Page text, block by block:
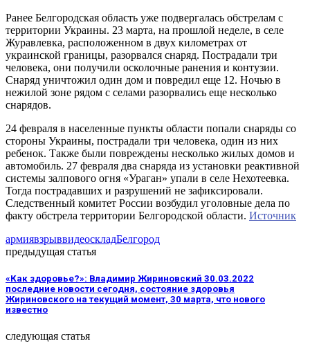
Ранее Белгородская область уже подвергалась обстрелам с
территории Украины. 23 марта, на прошлой неделе, в селе
Журавлевка, расположенном в двух километрах от
украинской границы, разорвался снаряд. Пострадали три
человека, они получили осколочные ранения и контузии.
Снаряд уничтожил один дом и повредил еще 12. Ночью в
нежилой зоне рядом с селами разорвались еще несколько
снарядов.
24 февраля в населенные пункты области попали снаряды со
стороны Украины, пострадали три человека, один из них
ребенок. Также были повреждены несколько жилых домов и
автомобиль. 27 февраля два снаряда из установки реактивной
системы залпового огня «Ураган» упали в селе Нехотеевка.
Тогда пострадавших и разрушений не зафиксировали.
Следственный комитет России возбудил уголовные дела по
факту обстрела территории Белгородской области. Источник
армиявзрыввидеоскладБелгород
предыдущая статья
«Как здоровье?»: Владимир Жириновский 30.03.2022
последние новости сегодня, состояние здоровья
Жириновского на текущий момент, 30 марта, что нового
известно
следующая статья